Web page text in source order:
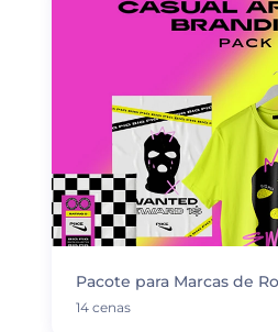
Pacote para Marcas de
14 cenas